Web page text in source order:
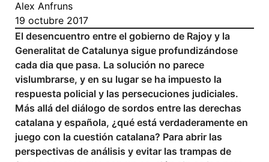
Alex Anfruns
19 octubre 2017
El desencuentro entre el gobierno de Rajoy y la
Generalitat de Catalunya sigue profundizándose
cada dia que pasa. La solución no parece
vislumbrarse, y en su lugar se ha impuesto la
respuesta policial y las persecuciones judiciales.
Más allá del diálogo de sordos entre las derechas
catalana y española, ¿qué está verdaderamente en
juego con la cuestión catalana? Para abrir las
perspectivas de análisis y evitar las trampas de